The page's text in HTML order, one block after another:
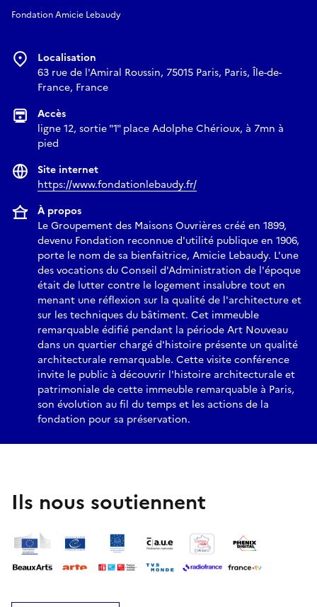
Fondation Amicie Lebaudy
Localisation
63 rue de l'Amiral Roussin, 75015 Paris, Paris, Île-de-
France, France
Accès
ligne 12, sortie "1" place Adolphe Chérioux, à 7mn à
pied
Site internet
https://www.fondationlebaudy.fr/
À propos
Le Groupement des Maisons Ouvrières créé en 1899,
devenu Fondation reconnue d'utilité publique en 1906,
porte le nom de sa bienfaitrice, Amicie Lebaudy. L'une
des vocations du Conseil d'Administration de l'époque
était de lutter contre le logement insalubre tout en
menant une réflexion sur la qualité de l'architecture et
sur les techniques du bâtiment. Cet immeuble
remarquable édifié pendant la période Art Nouveau
dans un quartier chargé d'histoire présente un qualité
architecturale remarquable. Cette visite conférence
invite le public à découvrir l'histoire architecturale et
patrimoniale de cette immeuble remarquable à Paris,
son évolution au fil du temps et les actions de la
fondation pour sa préservation.
Ils nous soutiennent